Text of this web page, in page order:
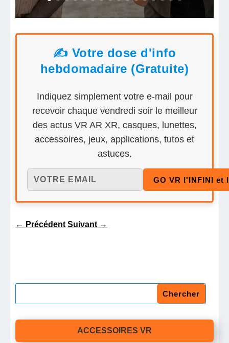
✍️ Votre dose d'info
hebdomadaire (Gratuite)
Indiquez simplement votre e-mail pour
recevoir chaque vendredi soir le meilleur
des actus VR AR XR, casques, lunettes,
accessoires, jeux, applications, tutos et
astuces.
← Précédent Suivant→
ACCESSOIRES VR